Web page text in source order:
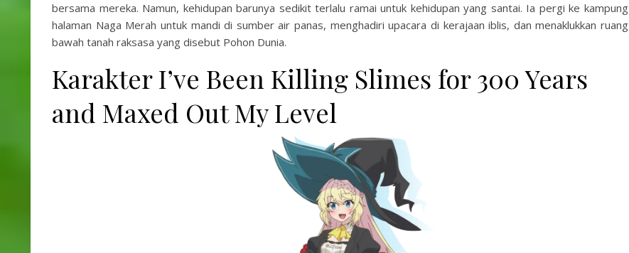
bersama mereka. Namun, kehidupan barunya sedikit terlalu ramai untuk kehidupan yang santai. Ia pergi ke kampung
halaman Naga Merah untuk mandi di sumber air panas, menghadiri upacara di kerajaan iblis, dan menaklukkan ruang
bawah tanah raksasa yang disebut Pohon Dunia.
Karakter I’ve Been Killing Slimes for 300 Years
and Maxed Out My Level